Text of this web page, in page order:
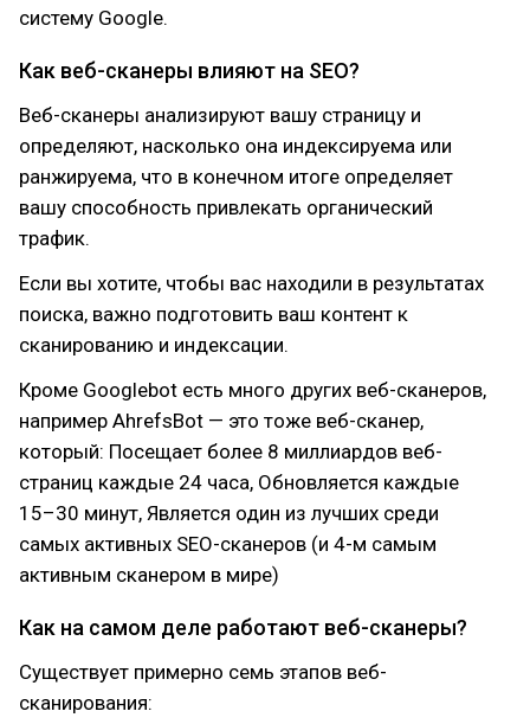
систему Google.
Как веб-сканеры влияют на SEO?
Веб-сканеры анализируют вашу страницу и
определяют, насколько она индексируема или
ранжируема, что в конечном итоге определяет
вашу способность привлекать органический
трафик.
Если вы хотите, чтобы вас находили в результатах
поиска, важно подготовить ваш контент к
сканированию и индексации.
Кроме Googlebot есть много других веб-сканеров,
например AhrefsBot — это тоже веб-сканер,
который: Посещает более 8 миллиардов веб-
страниц каждые 24 часа, Обновляется каждые
15–30 минут, Является один из лучших среди
самых активных SEO-сканеров (и 4-м самым
активным сканером в мире)
Как на самом деле работают веб-сканеры?
Существует примерно семь этапов веб-
сканирования: